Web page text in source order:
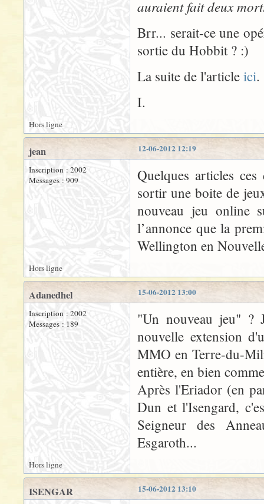
auraient fait deux
Brr... serait-ce une
sortie du Hobbit ? :)
La suite de l'article ici.
I.
Hors ligne
12-06-2012 12:19
jean
Inscription : 2002
Messages : 909
Quelques articles
sortir une boite de
nouveau jeu online
l’annonce que la
Wellington en
Hors ligne
15-06-2012 13:00
Adanedhel
Inscription : 2002
Messages : 189
"Un nouveau jeu" ?
nouvelle extension
MMO en Terre-du-
entière, en bien
Après l'Eriador (en
Dun et l'Isengard,
Seigneur des
Esgaroth...
Hors ligne
15-06-2012 13:10
ISENGAR